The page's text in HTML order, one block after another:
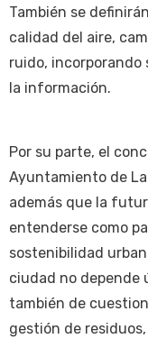
También se
calidad del aire,
ruido, incorporando
la información.
Por su parte, el
Ayuntamiento de
además que la
entenderse como
sostenibilidad
ciudad no depende
también de
gestión de